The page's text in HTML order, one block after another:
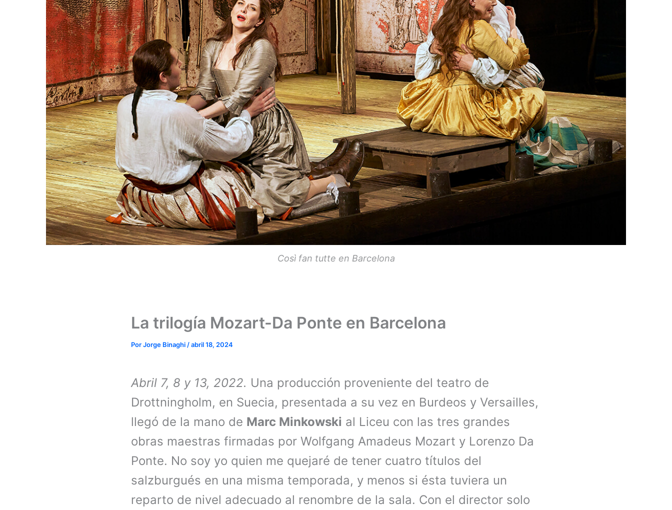
Così fan tutte en Barcelona
La trilogía Mozart-Da Ponte en Barcelona
PorJorge Binaghi /abril 18, 2024
Abril 7, 8 y 13, 2022. Una producción proveniente del teatro de
Drottningholm, en Suecia, presentada a su vez en Burdeos y Versailles,
llegó de la mano de Marc Minkowski al Liceu con las tres grandes
obras maestras firmadas por Wolfgang Amadeus Mozart y Lorenzo Da
Ponte. No soy yo quien me quejaré de tener cuatro títulos del
salzburgués en una misma temporada, y menos si ésta tuviera un
reparto de nivel adecuado al renombre de la sala. Con el director solo